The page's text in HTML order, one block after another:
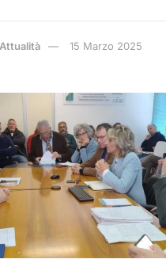
15 Marzo 2025